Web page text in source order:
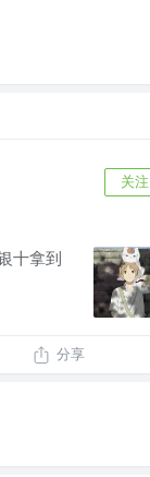
关注
十拿到
分享